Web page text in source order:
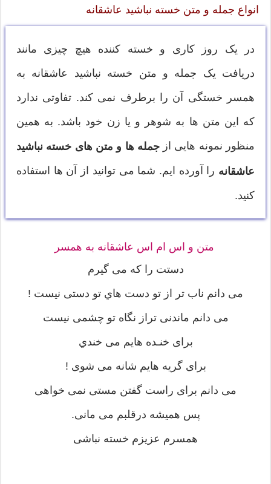
انواع جمله و متن خسته نباشید عاشقانه
در یک روز کاری و خسته کننده هیچ چیزی مانند
دریافت یک جمله و متن خسته نباشید عاشقانه به
همسر خستگی آن را برطرف نمی کند. تفاوتی ندارد
که این متن ها به شوهر و یا زن خود باشد. به همین
منظور نمونه هایی از جمله ها و متن های خسته نباشید
عاشقانه را آورده ایم. شما می توانید از آن ها استفاده
کنید.
متن و اس ام اس عاشقانه به همسر
دستت را که می گیرم
می دانم ناب تر از تو دست هاي تو دستی نیست !
می دانم ماندنی تراز نگاه تو چشمی نیست
برای خنـده هایم می خندي
برای گریه هایم شانه می شوی !
می دانم برای راست گفتن مستی نمی خواهی
پس همیشه درقلبم می مانی.
همسرم عزیزم خسته نباشی